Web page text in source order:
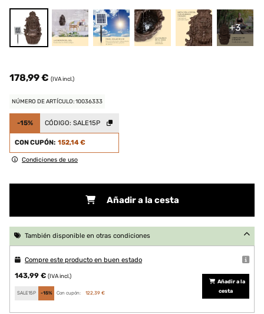
+3
178,99 € (IVA incl.)
NÚMERO DE ARTÍCULO: 10036333
-15% CÓDIGO: SALE15P
CON CUPÓN: 152,14 €
Condiciones de uso
Añadir a la cesta
También disponible en otras condiciones
Compre este producto en buen estado
143,99 € (IVA incl.)
SALE15P -15% Con cupón: 122,39 €
Añadir a la
cesta